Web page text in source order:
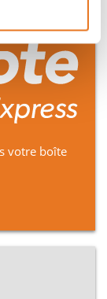
votre boîte